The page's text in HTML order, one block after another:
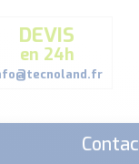
DEVIS
en 24h